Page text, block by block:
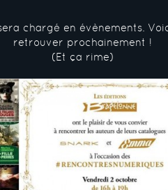
chargé en évènements.
retrouver prochainement !
(Et ça rime)